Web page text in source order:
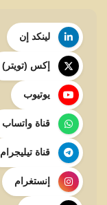
لينكد إن
إكس (تويتر)
يوتيوب
قناة واتساب
قناة تيليجرام
إنستغرام